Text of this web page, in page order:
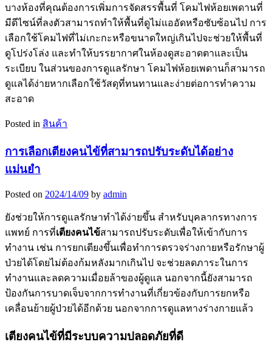
บางห้องที่คุณต้องการเพิ่มการจัดสรรพื้นที่ โคมไฟห้อยเพดานที่
มีดีไซน์ที่ลงตัวสามารถทำให้พื้นที่ดูไม่แออัดหรือซับซ้อนไป การ
เลือกใช้โคมไฟที่ไม่เกะกะหรือขนาดใหญ่เกินไปจะช่วยให้พื้นที่
ดูโปร่งโล่ง และทำให้บรรยากาศในห้องดูสะอาดตาและเป็น
ระเบียบ ในส่วนของการดูแลรักษา โคมไฟห้อยเพดานก็สามารถ
ดูแลได้ง่ายหากเลือกใช้วัสดุที่ทนทานและง่ายต่อการทำความ
สะอาด
Posted in สินค้า
การเลือกเตียงคนไข้ที่สามารถปรับระดับได้อย่าง
แม่นยำ
Posted on 2024/14/09 by admin
ยังช่วยให้การดูแลรักษาทำได้ง่ายขึ้น สำหรับบุคลากรทางการ
แพทย์ การที่เตียงคนไข้สามารถปรับระดับเพื่อให้เข้ากับการ
ทำงาน เช่น การยกเตียงขึ้นเพื่อทำการตรวจร่างกายหรือรักษาผู้
ป่วยได้โดยไม่ต้องก้มหลังมากเกินไป จะช่วยลดภาระในการ
ทำงานและลดความเมื่อยล้าของผู้ดูแล นอกจากนี้ยังสามารถ
ป้องกันการบาดเจ็บจากการทำงานที่เกี่ยวข้องกับการยกหรือ
เคลื่อนย้ายผู้ป่วยได้อีกด้วย นอกจากการดูแลทางร่างกายแล้ว
เตียงคนไข้ที่มีระบบความปลอดภัยที่ดี